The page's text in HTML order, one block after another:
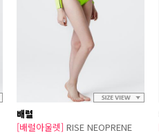
배럴
[배럴아울렛] RISE NEOPRENE